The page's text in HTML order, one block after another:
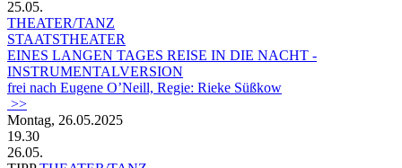
25.05.
THEATER/TANZ
STAATSTHEATER
EINES LANGEN TAGES REISE IN DIE NACHT -
INSTRUMENTALVERSION
frei nach Eugene O’Neill, Regie: Rieke Süßkow
>>
Montag, 26.05.2025
19.30
26.05.